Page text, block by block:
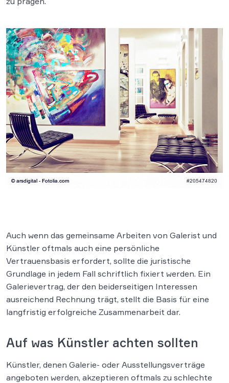
Auch wenn das gemeinsame Arbeiten von Galerist und
Künstler oftmals auch eine persönliche
Vertrauensbasis erfordert, sollte die juristische
Grundlage in jedem Fall schriftlich fixiert werden. Ein
Galerievertrag, der den beiderseitigen Interessen
ausreichend Rechnung trägt, stellt die Basis für eine
langfristig erfolgreiche Zusammenarbeit dar.
Auf was Künstler achten sollten
Künstler, denen Galerie- oder Ausstellungsverträge
angeboten werden, akzeptieren oftmals zu schlechte